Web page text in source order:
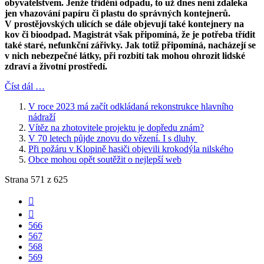
obyvatelstvem. Jenže třídění odpadu, to už dnes není zdaleka
jen vhazování papíru či plastu do správných kontejnerů.
V prostějovských ulicích se dále objevují také kontejnery na
kov či bioodpad. Magistrát však připomíná, že je potřeba třídit
také staré, nefunkční zářivky. Jak totiž připomíná, nacházejí se
v nich nebezpečné látky, při rozbití tak mohou ohrozit lidské
zdraví a životní prostředí.
Číst dál …
V roce 2023 má začít odkládaná rekonstrukce hlavního
nádraží
Vítěz na zhotovitele projektu je dopředu znám?
V 70 letech půjde znovu do vězení. I s dluhy
Při požáru v Klopině hasiči objevili krokodýla nilského
Obce mohou opět soutěžit o nejlepší web
Strana 571 z 625
566
567
568
569